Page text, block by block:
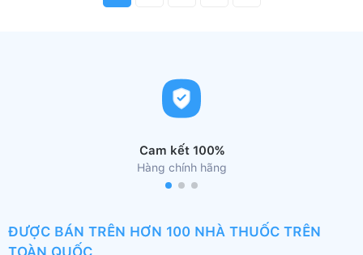
Cam kết 100%
Hàng chính hãng
ĐƯỢC BÁN TRÊN HƠN 100 NHÀ THUỐC TRÊN
TOÀN QUỐC